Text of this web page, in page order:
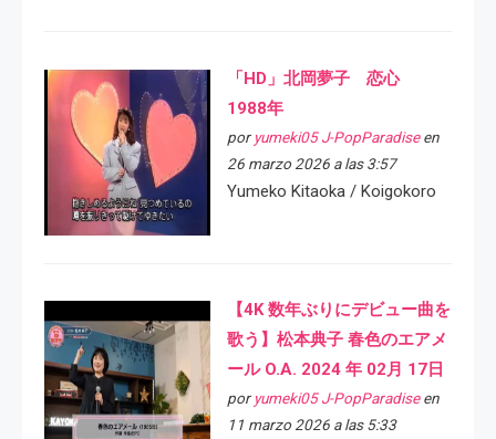
「HD」北岡夢子 恋心
1988年
por yumeki05 J-PopParadiseen
26 marzo 2026 a las 3:57
Yumeko Kitaoka / Koigokoro
【4K 数年ぶりにデビュー曲を
歌う】松本典子 春色のエアメ
ール O.A. 2024 年 02月 17日
por yumeki05 J-PopParadiseen
11 marzo 2026 a las 5:33